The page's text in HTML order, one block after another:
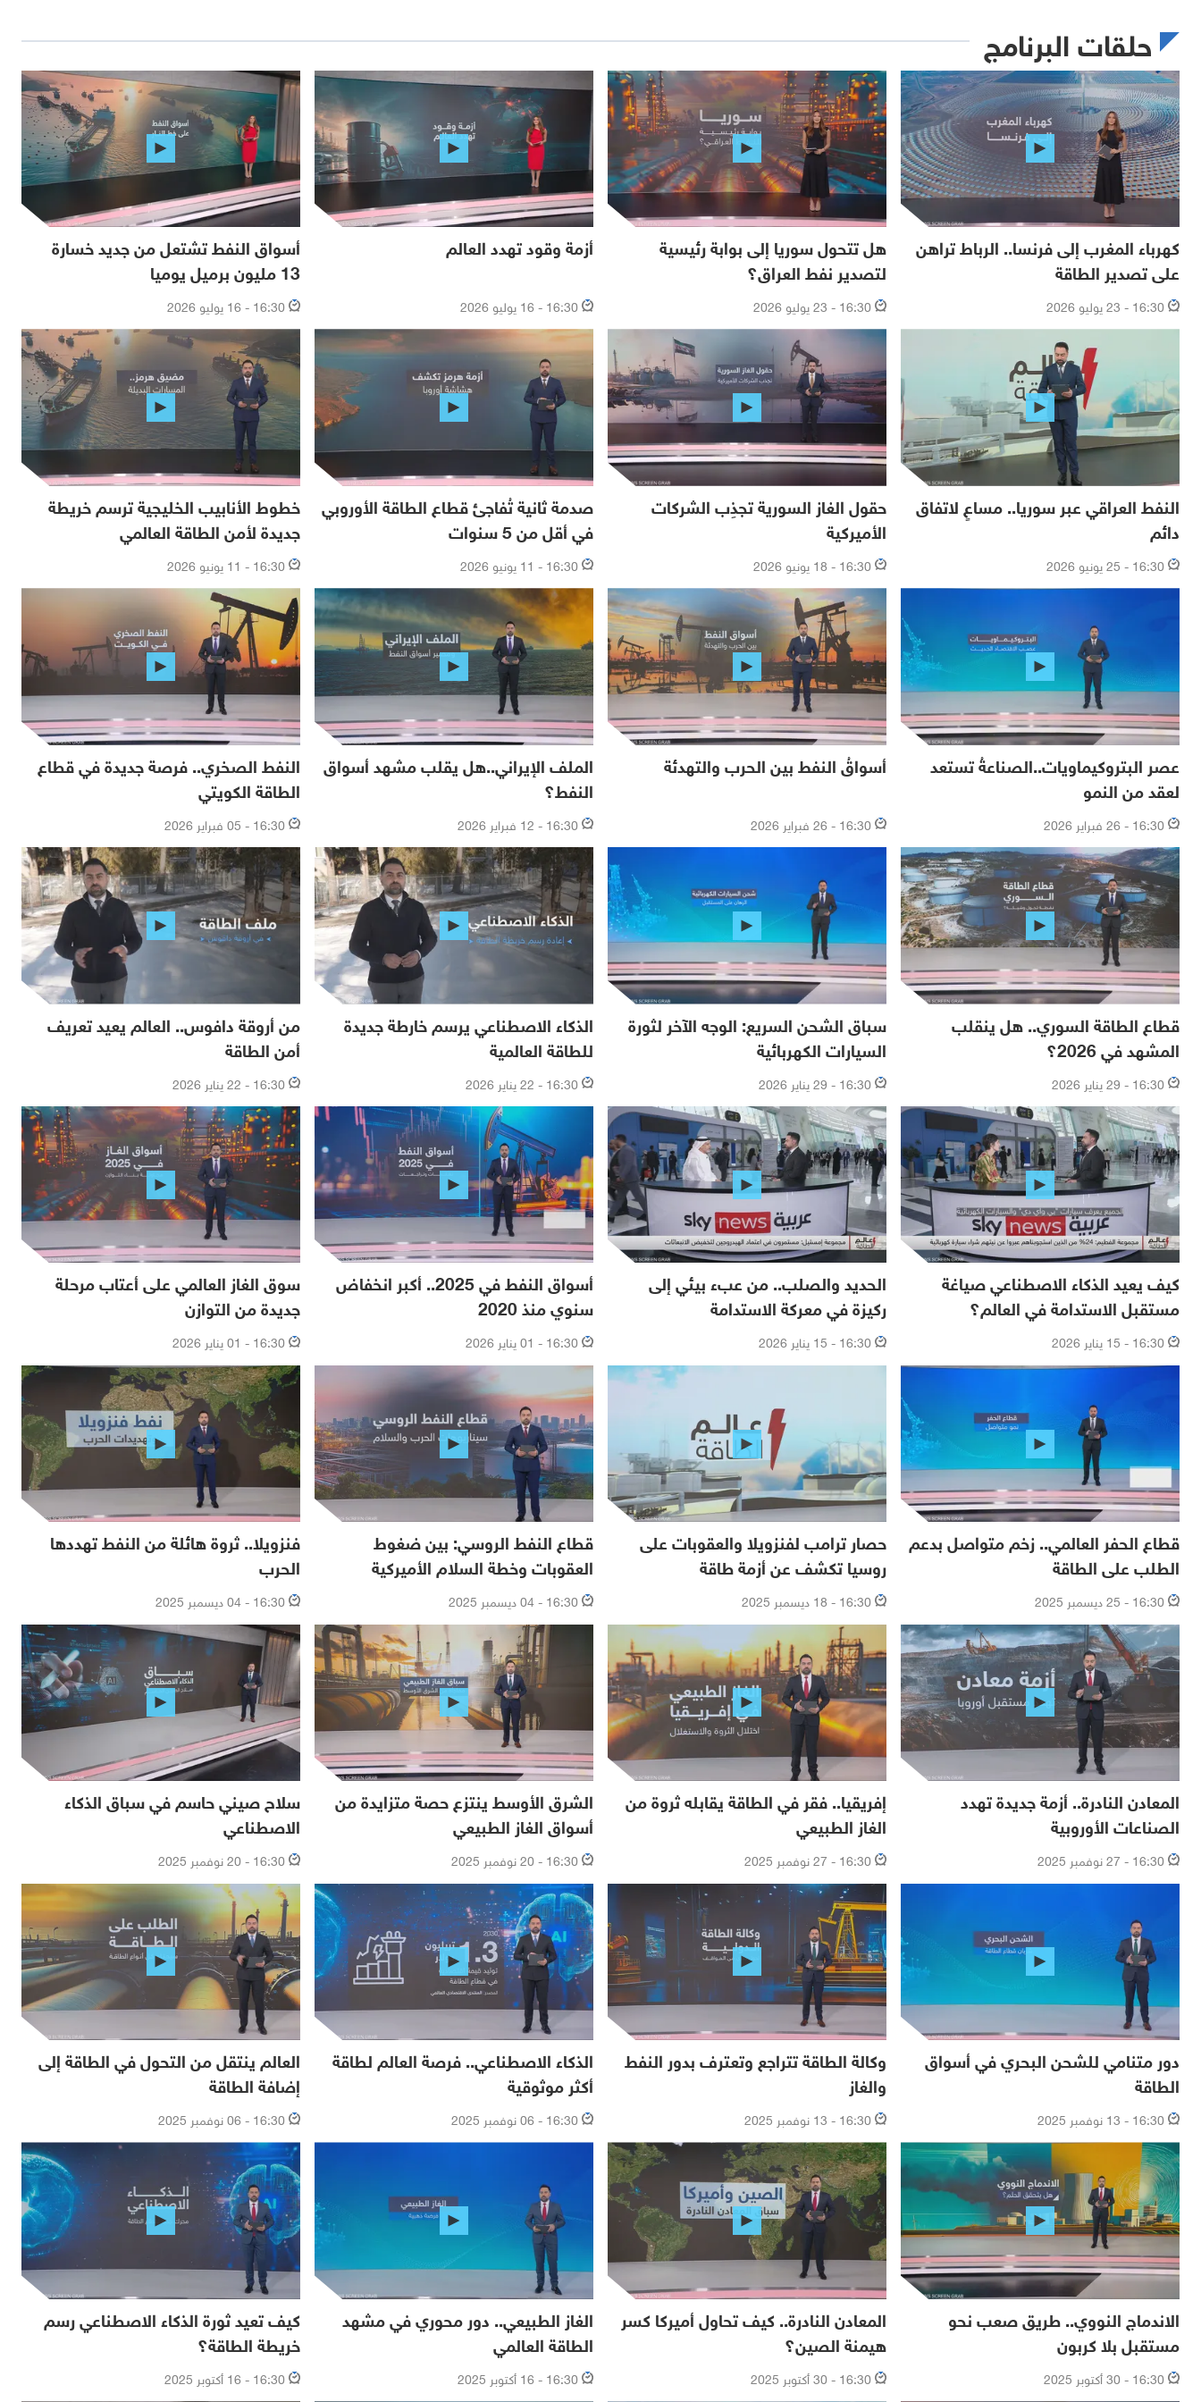
حلقات البرنامج
كهرباء المغرب إلى فرنسا.. الرباط تراهن
على تصدير الطاقة
16:30 - 23 يوليو 2026
هل تتحول سوريا إلى بوابة رئيسية
لتصدير نفط العراق؟
16:30 - 23 يوليو 2026
أزمة وقود تهدد العالم
16:30 - 16 يوليو 2026
أسواق النفط تشتعل من جديد خسارة
13 مليون برميل يوميا
16:30 - 16 يوليو 2026
النفط العراقي عبر سوريا.. مساعٍ لاتفاق
دائم
16:30 - 25 يونيو 2026
حقول الغاز السورية تجذِب الشركات
الأميركية
16:30 - 18 يونيو 2026
صدمة ثانية تُفاجئ قطاع الطاقة الأوروبي
في أقل من 5 سنوات
16:30 - 11 يونيو 2026
خطوط الأنابيب الخليجية ترسم خريطة
جديدة لأمن الطاقة العالمي
16:30 - 11 يونيو 2026
عصر البتروكيماويات..الصناعةُ تستعد
لعقد من النمو
16:30 - 26 فبراير 2026
أسواقُ النفط بين الحرب والتهدئة
16:30 - 26 فبراير 2026
الملف الإيراني..هل يقلب مشهد أسواق
النفط؟
16:30 - 12 فبراير 2026
النفط الصخري.. فرصة جديدة في قطاع
الطاقة الكويتي
16:30 - 05 فبراير 2026
قطاع الطاقة السوري.. هل ينقلب
المشهد في 2026؟
16:30 - 29 يناير 2026
سباق الشحن السريع: الوجه الآخر لثورة
السيارات الكهربائية
16:30 - 29 يناير 2026
الذكاء الاصطناعي يرسم خارطة جديدة
للطاقة العالمية
16:30 - 22 يناير 2026
من أروقة دافوس.. العالم يعيد تعريف
أمن الطاقة
16:30 - 22 يناير 2026
كيف يعيد الذكاء الاصطناعي صياغة
مستقبل الاستدامة في العالم؟
16:30 - 15 يناير 2026
الحديد والصلب.. من عبء بيئي إلى
ركيزة في معركة الاستدامة
16:30 - 15 يناير 2026
أسواق النفط في 2025.. أكبر انخفاض
سنوي منذ 2020
16:30 - 01 يناير 2026
سوق الغاز العالمي على أعتاب مرحلة
جديدة من التوازن
16:30 - 01 يناير 2026
قطاع الحفر العالمي.. زخم متواصل بدعم
الطلب على الطاقة
16:30 - 25 ديسمبر 2025
حصار ترامب لفنزويلا والعقوبات على
روسيا تكشف عن أزمة طاقة
16:30 - 18 ديسمبر 2025
قطاع النفط الروسي: بين ضغوط
العقوبات وخطة السلام الأميركية
16:30 - 04 ديسمبر 2025
فنزويلا.. ثروة هائلة من النفط تهددها
الحرب
16:30 - 04 ديسمبر 2025
المعادن النادرة.. أزمة جديدة تهدد
الصناعات الأوروبية
16:30 - 27 نوفمبر 2025
إفريقيا.. فقر في الطاقة يقابله ثروة من
الغاز الطبيعي
16:30 - 27 نوفمبر 2025
الشرق الأوسط ينتزع حصة متزايدة من
أسواق الغاز الطبيعي
16:30 - 20 نوفمبر 2025
سلاح صيني حاسم في سباق الذكاء
الاصطناعي
16:30 - 20 نوفمبر 2025
دور متنامي للشحن البحري في أسواق
الطاقة
16:30 - 13 نوفمبر 2025
وكالة الطاقة تتراجع وتعترف بدور النفط
والغاز
16:30 - 13 نوفمبر 2025
الذكاء الاصطناعي.. فرصة العالم لطاقة
أكثر موثوقية
16:30 - 06 نوفمبر 2025
العالم ينتقل من التحول في الطاقة إلى
إضافة الطاقة
16:30 - 06 نوفمبر 2025
الاندماج النووي.. طريق صعب نحو
مستقبل بلا كربون
16:30 - 30 أكتوبر 2025
المعادن النادرة.. كيف تحاول أميركا كسر
هيمنة الصين؟
16:30 - 30 أكتوبر 2025
الغاز الطبيعي.. دور محوري في مشهد
الطاقة العالمي
16:30 - 16 أكتوبر 2025
كيف تعيد ثورة الذكاء الاصطناعي رسم
خريطة الطاقة؟
16:30 - 16 أكتوبر 2025